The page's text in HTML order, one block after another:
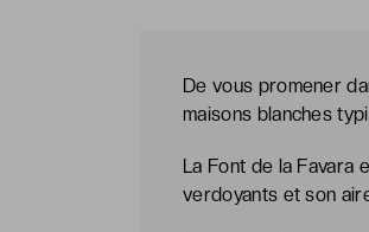
De vous promener
maisons blanches
La Font de la Favara
verdoyants et son